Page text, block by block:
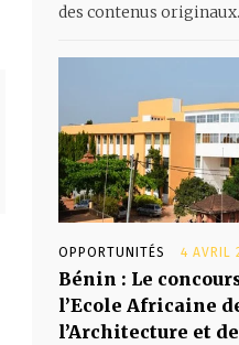
des contenus
OPPORTUNITÉS 4 AVRIL
Bénin : Le
l’Ecole Africaine
l’Architecture et